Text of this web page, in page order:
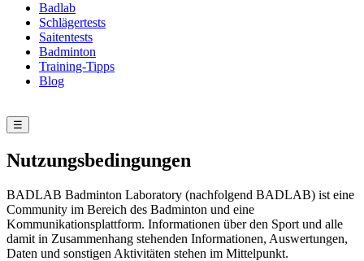
Badlab
Schlägertests
Saitentests
Badminton
Training-Tipps
Blog
☰
Nutzungsbedingungen
BADLAB Badminton Laboratory (nachfolgend BADLAB) ist eine
Community im Bereich des Badminton und eine
Kommunikationsplattform. Informationen über den Sport und alle
damit in Zusammenhang stehenden Informationen, Auswertungen,
Daten und sonstigen Aktivitäten stehen im Mittelpunkt.